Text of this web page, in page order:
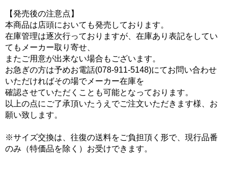
【発売後の注意点】
本商品は店頭においても発売しております。
在庫管理は逐次行っておりますが、在庫あり表記をしてい
てもメーカー取り寄せ、
またご用意が出来ない場合もございます。
お急ぎの方は予めお電話(078-911-5148)にてお問い合わせ
いただければその場でメーカー在庫を
確認させていただくことも可能となっております。
以上の点にご了承頂いたうえでご注文いただきます様、お
願い致します。
※サイズ交換は、往復の送料をご負担頂く形で、現行品番
のみ（特価品を除く）お受けできます。